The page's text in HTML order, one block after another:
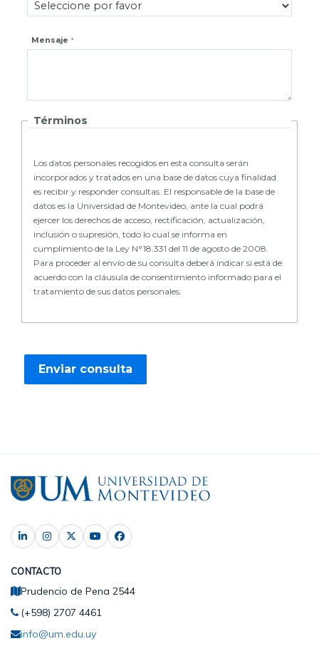
Mensaje
Términos
Los datos personales recogidos en esta consulta serán
incorporados y tratados en una base de datos cuya finalidad
es recibir y responder consultas. El responsable de la base de
datos es la Universidad de Montevideo, ante la cual podrá
ejercer los derechos de acceso, rectificación, actualización,
inclusión o supresión, todo lo cual se informa en
cumplimiento de la Ley N°18.331 del 11 de agosto de 2008.
Para proceder al envío de su consulta deberá indicar si está de
acuerdo con la cláusula de consentimiento informado para el
tratamiento de sus datos personales.
CONTACTO
Prudencio de Pena 2544
(+598) 2707 4461
info@um.edu.uy